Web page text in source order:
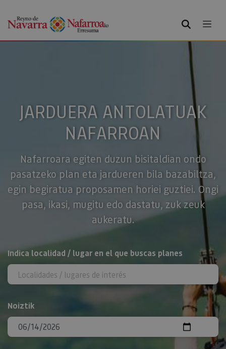
BILATU
JARDUERA ANTOLATUAK
NAFARROAN
Nafarroara egiten duzun bisitaldian ondo
pasatzeko plan eta jardueren bila bazabiltza,
egin begiratua proposamen horiei guztiei. Ongi
pasa, ikasi, mugitu edo dastatu, zuk zeuk
aukeratu.
BILATU
Indica localidad / lugar en el que buscas planes
Noiztik